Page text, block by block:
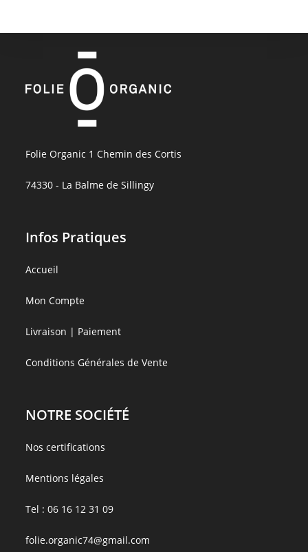
Folie Organic 1 Chemin des Cortis
74330 - La Balme de Sillingy
Infos Pratiques
Accueil
Mon Compte
Livraison | Paiement
Conditions Générales de Vente
NOTRE SOCIÉTÉ
Nos certifications
Mentions légales
Tel :06 16 12 31 09
folie.organic74@gmail.com